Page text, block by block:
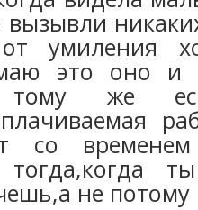
умиления
это оно и
тому же
со
тогда,когда
не потому